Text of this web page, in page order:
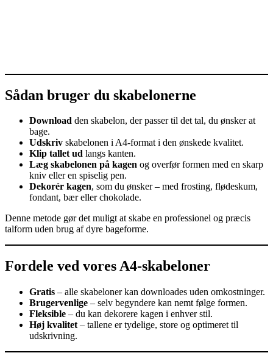
Sådan bruger du skabelonerne
Download den skabelon, der passer til det tal, du ønsker at
bage.
Udskriv skabelonen i A4‑format i den ønskede kvalitet.
Klip tallet ud langs kanten.
Læg skabelonen på kagen og overfør formen med en skarp
kniv eller en spiselig pen.
Dekorér kagen, som du ønsker – med frosting, flødeskum,
fondant, bær eller chokolade.
Denne metode gør det muligt at skabe en professionel og præcis
talform uden brug af dyre bageforme.
Fordele ved vores A4‑skabeloner
Gratis – alle skabeloner kan downloades uden omkostninger.
Brugervenlige – selv begyndere kan nemt følge formen.
Fleksible – du kan dekorere kagen i enhver stil.
Høj kvalitet – tallene er tydelige, store og optimeret til
udskrivning.